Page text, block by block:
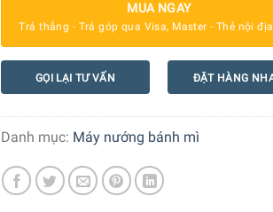
MUA NGAY
Trả thẳng - Trả góp qua Visa, Master - Thẻ nội
GỌI LẠI TƯ VẤN ĐẶT HÀNG
Danh mục: Máy nướng bánh mì